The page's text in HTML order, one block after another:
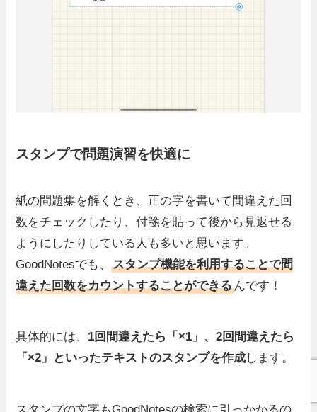
スタンプで問題演習を快適に
紙の問題集を解くとき、正の字を書いて間違えた回
数をチェックしたり、付箋を貼って後から見返せる
ようにしたりしている人も多いと思います。
GoodNotesでも、スタンプ機能を利用することで間
違えた回数をカウントすることができるんです！
具体的には、 1回間違えたら「×1」、2回間違えたら
「×2」といったテキストのスタンプを作成します。